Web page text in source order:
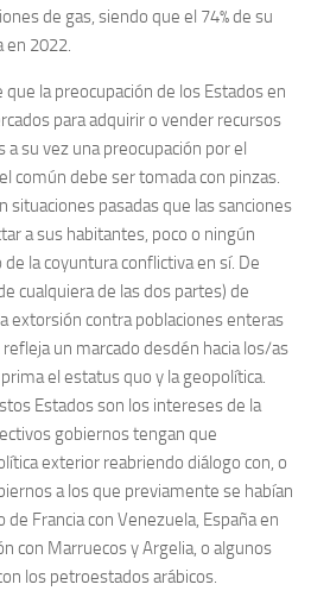
de gas, siendo que el 74% de su
en 2022.
que la preocupación de los Estados en
para adquirir o vender recursos
su vez una preocupación por el
común debe ser tomada con pinzas.
situaciones pasadas que las sanciones
a sus habitantes, poco o ningún
la coyuntura conflictiva en sí. De
cualquiera de las dos partes) de
extorsión contra poblaciones enteras
un marcado desdén hacia los/as
el estatus quo y la geopolítica.
Estados son los intereses de la
gobiernos tengan que
exterior reabriendo diálogo con, o
a los que previamente se habían
Francia con Venezuela, España en
con Marruecos y Argelia, o algunos
los petroestados arábicos.